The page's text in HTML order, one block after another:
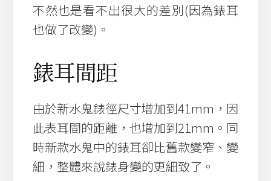
不然也是看不出很大的差別(因為錶耳
也做了改變)。
錶耳間距
由於新水鬼錶徑尺寸增加到41mm，因
此表耳間的距離，也增加到21mm。同
時新款水鬼中的錶耳卻比舊款變窄、變
細，整體來說錶身變的更細致了。